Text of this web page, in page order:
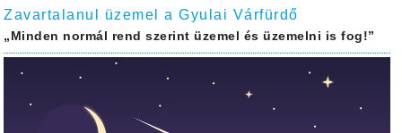
Zavartalanul üzemel a Gyulai Várfürdő
„Minden normál rend szerint üzemel és üzemelni is fog!”